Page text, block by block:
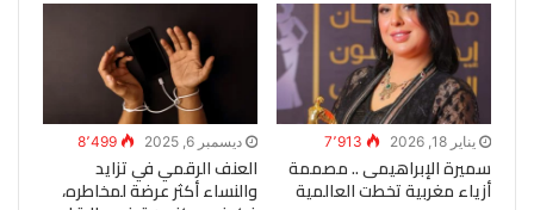
يناير 18, 2026 7٬913
سميرة الإبراهيمى .. مصممة
أزياء مغربية تخطت العالمية
ديسمبر 6, 2025 8٬499
العنف الرقمي في تزايد
والنساء أكثر عرضة لمخاطره،